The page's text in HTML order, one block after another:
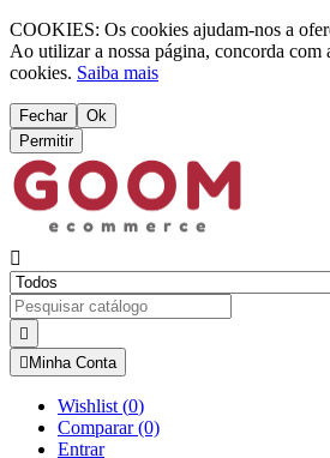
COOKIES: Os cookies ajudam-nos a
Ao utilizar a nossa página, concorda com
cookies. Saiba mais
Fechar
Ok
Permitir


 Minha Conta
Wishlist (0)
Comparar(0)
Entrar